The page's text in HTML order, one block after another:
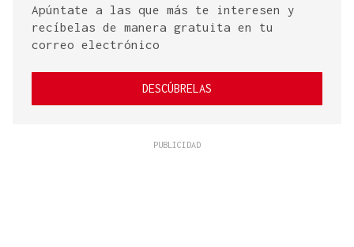
Apúntate a las que más te interesen y
recíbelas de manera gratuita en tu
correo electrónico
DESCÚBRELAS